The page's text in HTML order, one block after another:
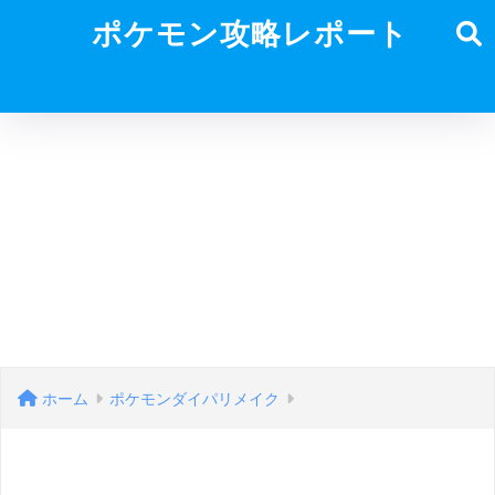
ポケモン攻略レポート
ホーム ポケモンダイパリメイク